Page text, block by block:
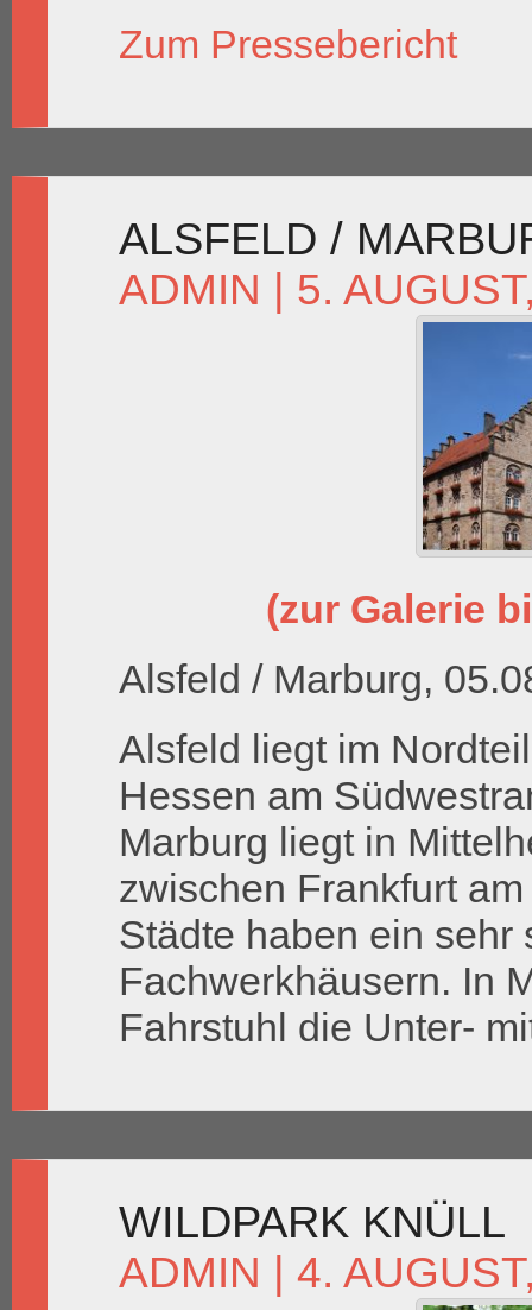
Zum Pressebericht
ALSFELD /
ADMIN | 5.
(zur Galerie
Alsfeld / Marburg,
Alsfeld liegt im
Hessen am
Marburg liegt in
zwischen Frankfurt
Städte haben ein sehr
Fachwerkhäusern. In
Fahrstuhl die Unter-
WILDPARK KNÜLL
ADMIN | 4.